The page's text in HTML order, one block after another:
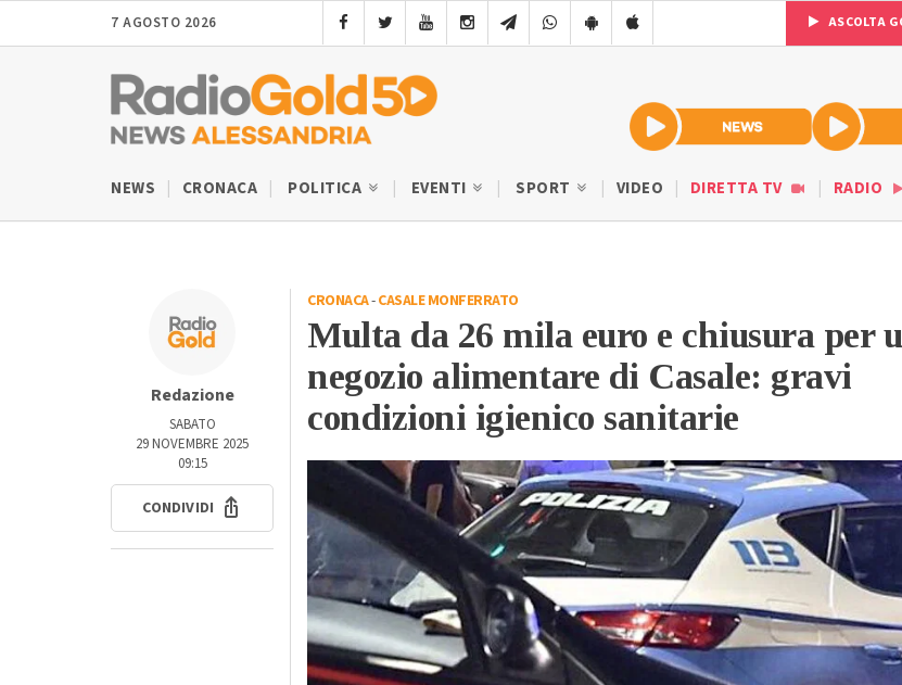
7 AGOSTO 2026 ASCOLTA
NEWS CRONACA POLITICA EVENTI SPORT VIDEO DIRETTA TV RADIO
Redazione
SABATO
29 NOVEMBRE 2025
09:15
CONDIVIDI
CRONACA-CASALE MONFERRATO
Multa da 26 mila euro e chiusura per
negozio alimentare di Casale: gravi
condizioni igienico sanitarie